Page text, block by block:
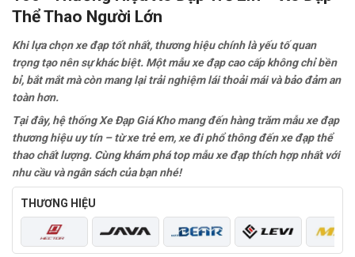
Thể Thao Người Lớn
Khi lựa chọn xe đạp tốt nhất, thương hiệu chính là yếu tố quan
trọng tạo nên sự khác biệt. Một mẫu xe đạp cao cấp không chỉ bền
bỉ, bắt mắt mà còn mang lại trải nghiệm lái thoải mái và bảo đảm an
toàn hơn.
Tại đây, hệ thống Xe Đạp Giá Kho mang đến hàng trăm mẫu xe đạp
thương hiệu uy tín – từ xe trẻ em, xe đi phổ thông đến xe đạp thể
thao chất lượng. Cùng khám phá top mẫu xe đạp thích hợp nhất với
nhu cầu và ngân sách của bạn nhé!
THƯƠNG HIỆU